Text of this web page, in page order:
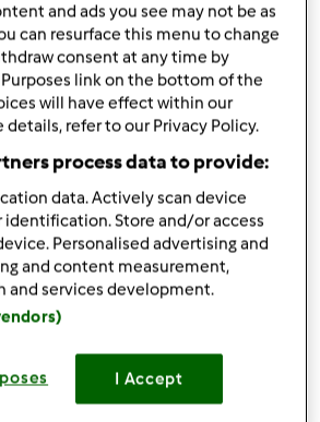
condividi la ricetta
Crea variante
Ingredienti
PROFUMO DI BOSCO
surgelati
and ads you see may not be as
can resurface this menu to change
consent at any time by
link on the bottom of the
will have effect within our
details, refer to our Privacy Policy.
process data to provide:
data. Actively scan device
Store and/or access
Personalised advertising and
and content measurement,
and services development.
I Accept